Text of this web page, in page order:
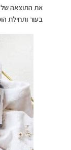
את התוצאה של
בעור ותחילת